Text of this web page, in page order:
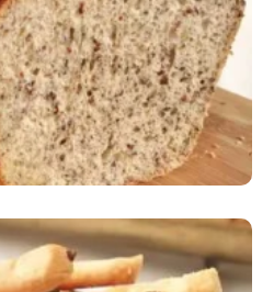
Pão Low Carb